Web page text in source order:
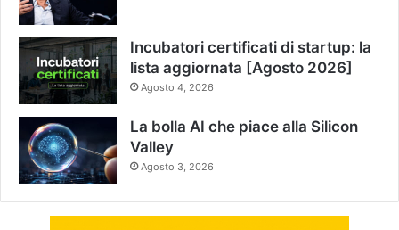
Incubatori certificati di startup: la
lista aggiornata [Agosto 2026]
Agosto 4, 2026
La bolla AI che piace alla Silicon
Valley
Agosto 3, 2026